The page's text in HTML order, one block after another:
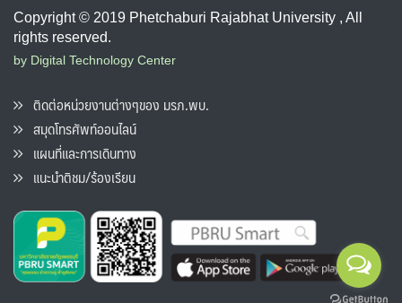
Copyright © 2019 Phetchaburi Rajabhat University , All
rights reserved.
by Digital Technology Center
ติดต่อหน่วยงานต่างๆของ มรภ.พบ.
สมุดโทรศัพท์ออนไลน์
แผนที่และการเดินทาง
แนะนำติชม/ร้องเรียน